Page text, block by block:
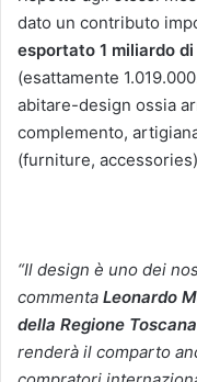
dato un contributo
esportato 1 miliardo
(esattamente
abitare-design ossia
complemento,
(furniture,
“Il design è uno dei
commenta Leonardo
della Regione Toscana
renderà il comparto